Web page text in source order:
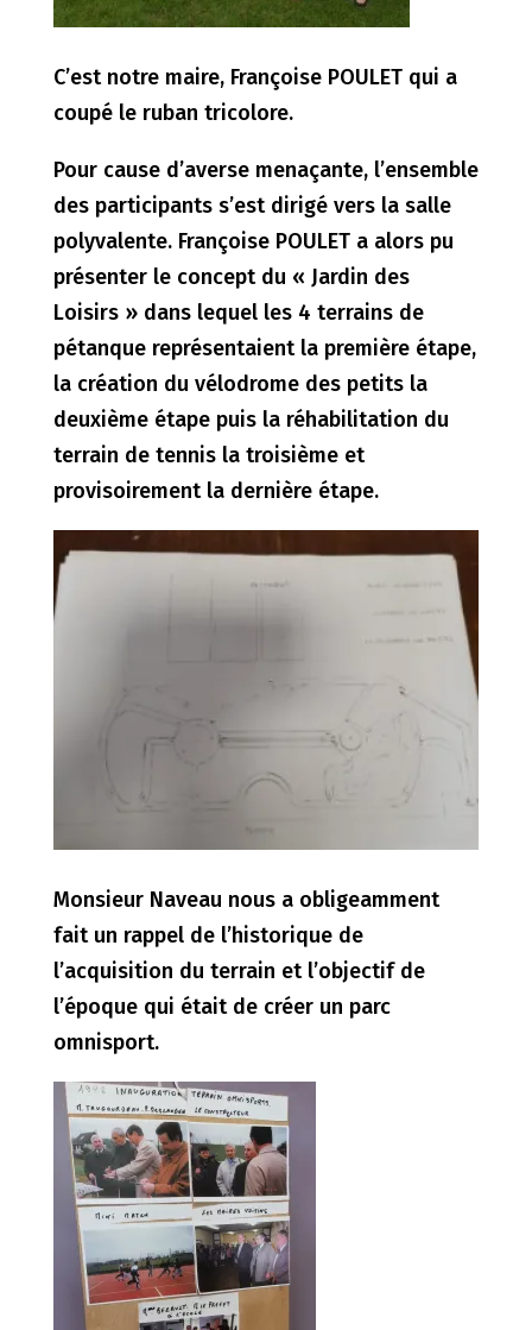
C’est notre maire, Françoise POULET qui a
coupé le ruban tricolore.
Pour cause d’averse menaçante, l’ensemble
des participants s’est dirigé vers la salle
polyvalente. Françoise POULET a alors pu
présenter le concept du « Jardin des
Loisirs » dans lequel les 4 terrains de
pétanque représentaient la première étape,
la création du vélodrome des petits la
deuxième étape puis la réhabilitation du
terrain de tennis la troisième et
provisoirement la dernière étape.
Monsieur Naveau nous a obligeamment
fait un rappel de l’historique de
l’acquisition du terrain et l’objectif de
l’époque qui était de créer un parc
omnisport.